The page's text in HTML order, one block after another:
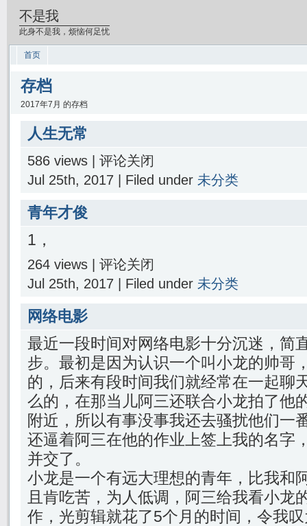
不是我
此身不是我，烦恼何足忧
首页
存档
2017年7月 的存档
人生无常
586 views | 评论关闭
Jul 25th, 2017 | Filed under 未分类
青年才俊
1，
264 views | 评论关闭
Jul 25th, 2017 | Filed under 未分类
网络电影
最近一段时间对网络电影十分沉迷，简
步。最初是因为认识一个叫小龙的帅哥
的，后来有段时间我们就经常在一起聊
么的，在那当儿阿三还联合小龙拍了他
附近，所以有事没事我还去骚扰他们一
还逼着阿三在他的作业上签上我的名字
并交了。
小龙是一个有远大理想的青年，比我和
且肯吃苦，为人低调，阿三给我看小龙
作，光剪辑就花了5个月的时间，令我